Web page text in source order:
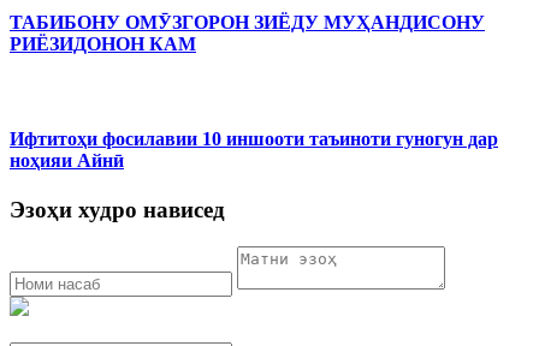
ТАБИБОНУ ОМӮЗГОРОН ЗИЁДУ МУҲАНДИСОНУ
РИЁЗИДОНОН КАМ
Ифтитоҳи фосилавии 10 иншооти таъиноти гуногун дар
ноҳияи Айнӣ
Эзоҳи худро нависед